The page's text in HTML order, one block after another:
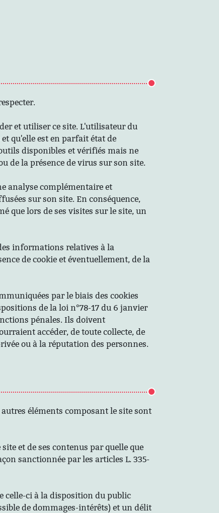
et utiliser ce site. L'utilisateur du
qu'elle est en parfait état de
disponibles et vérifiés mais ne
de la présence de virus sur son site.
analyse complémentaire et
sur son site. En conséquence,
que lors de ses visites sur le site, un
informations relatives à la
de cookie et éventuellement, de la
par le biais des cookies
de la loi n°78-17 du 6 janvier
pénales. Ils doivent
accéder, de toute collecte, de
ou à la réputation des personnes.
éléments composant le site sont
et de ses contenus par quelle que
sanctionnée par les articles L. 335-
celle-ci à la disposition du public
de dommages-intérêts) et un délit